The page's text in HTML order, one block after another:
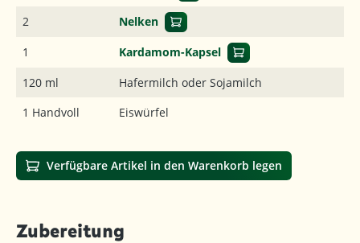
2
Nelken
1
Kardamom-Kapsel
120 ml
Hafermilch oder Sojamilch
1 Handvoll
Eiswürfel
Verfügbare Artikel in den Warenkorb legen
Zubereitung